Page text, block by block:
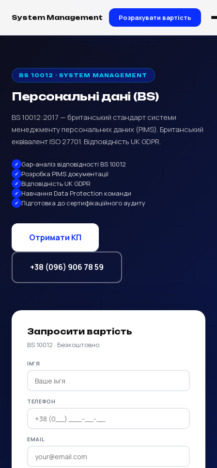
System Management Розрахувати вартість
BS 10012 · SYSTEM MANAGEMENT
Персональні дані (BS)
BS 10012:2017 — британський стандарт системи
менеджменту персональних даних (PIMS). Британський
еквівалент ISO 27701. Відповідність UK GDPR.
Gap-аналіз відповідності BS 10012
Розробка PIMS документації
Відповідність UK GDPR
Навчання Data Protection команди
Підготовка до сертифікаційного аудиту
Отримати КП
+38 (096) 906 78 59
Запросити вартість
BS 10012 · Безкоштовно
ІМ'Я
ТЕЛЕФОН
EMAIL